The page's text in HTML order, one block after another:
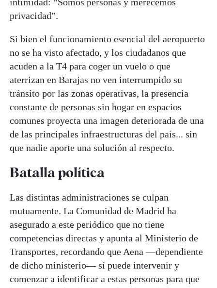
privacidad”.
Si bien el funcionamiento esencial del aeropuerto
no se ha visto afectado, y los ciudadanos que
acuden a la T4 para coger un vuelo o que
aterrizan en Barajas no ven interrumpido su
tránsito por las zonas operativas, la presencia
constante de personas sin hogar en espacios
comunes proyecta una imagen deteriorada de una
de las principales infraestructuras del país... sin
que nadie aporte una solución al respecto.
Batalla política
Las distintas administraciones se culpan
mutuamente. La Comunidad de Madrid ha
asegurado a este periódico que no tiene
competencias directas y apunta al Ministerio de
Transportes, recordando que Aena —dependiente
de dicho ministerio— sí puede intervenir y
comenzar a identificar a estas personas para que